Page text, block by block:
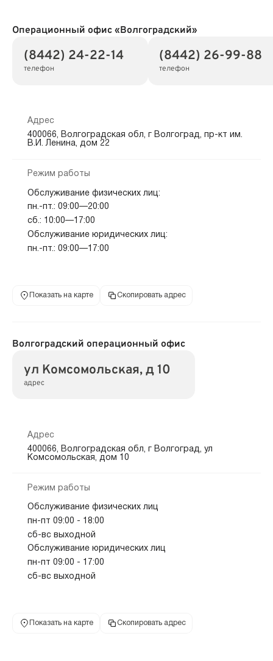
Операционный офис «Волгоградский»
(8442) 24-22-14
телефон
(8442) 26-99-88
телефон
Адрес
400066, Волгоградская обл, г Волгоград, пр-кт им.
В.И. Ленина, дом 22
Режим работы
Обслуживание физических лиц:
пн.-пт.: 09:00—20:00
сб.: 10:00—17:00
Обслуживание юридических лиц:
пн.-пт.: 09:00—17:00
Показать на карте Скопировать адрес
Волгоградский операционный офис
ул Комсомольская, д 10
адрес
Адрес
400066, Волгоградская обл, г Волгоград, ул
Комсомольская, дом 10
Режим работы
Обслуживание физических лиц
пн-пт 09:00 - 18:00
сб-вс выходной
Обслуживание юридических лиц
пн-пт 09:00 - 17:00
сб-вс выходной
Показать на карте Скопировать адрес